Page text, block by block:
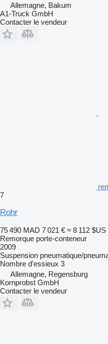
Allemagne, Bakum
A1-Truck GmbH
Contacter le vendeur
7
Rohr
75 490 MAD 7 021 € ≈ 8 112 $US
Remorque porte-conteneur
2009
Suspension pneumatique/
Nombre d'essieux 3
Allemagne, Regensburg
Kornprobst GmbH
Contacter le vendeur